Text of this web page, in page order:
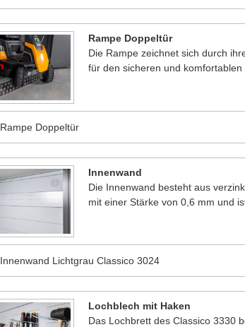
Rampe Doppeltür
Die Rampe zeichnet sich durch
für den sicheren und
Rampe Doppeltür
Innenwand
Die Innenwand besteht aus
mit einer Stärke von 0,6 mm und
Innenwand Lichtgrau Classico 3024
Lochblech mit Haken
Das Lochbrett des Classico 3330